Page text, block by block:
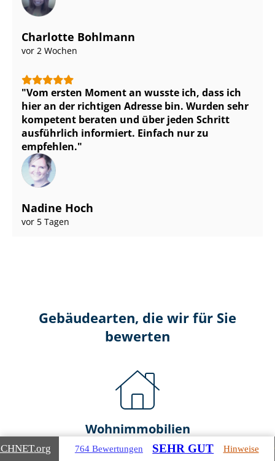
Charlotte Bohlmann
vor 2 Wochen
Vom ersten Moment an wusste ich, dass ich
hier an der richtigen Adresse bin. Wurden sehr
kompetent beraten und über jeden Schritt
ausführlich informiert. Einfach nur zu
empfehlen.
Nadine Hoch
vor 5 Tagen
Gebäudearten, die wir für Sie
bewerten
Wohnimmobilien
Ein- und Zwei­fa­mi­li­en­häu­ser
.org 764 Bewertungen SEHR GUT Hinweise